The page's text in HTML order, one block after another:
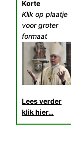
Korte
Klik op plaatje
voor groter
formaat
Lees verder
klik hier…